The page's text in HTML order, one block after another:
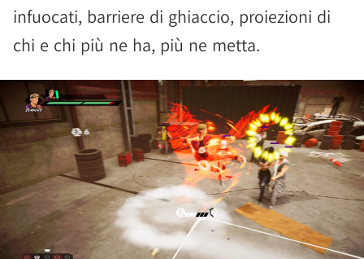
infuocati, barriere di ghiaccio, proiezioni di
chi e chi più ne ha, più ne metta.